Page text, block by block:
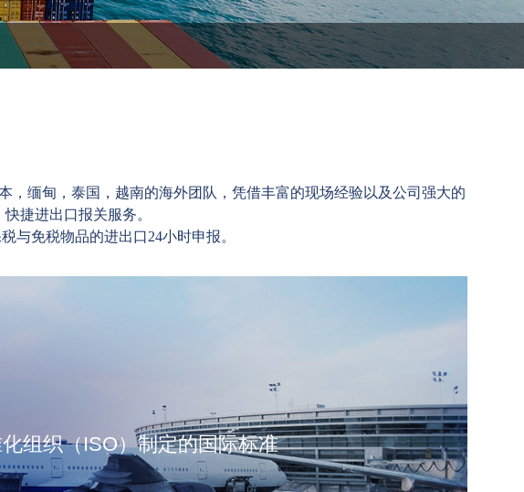
缅甸，泰国，越南的海外团队，凭借丰富的现场经验以及公司强大的
捷进出口报关服务。
与免税物品的进出口24小时申报。
组织（ISO）制定的国际标准